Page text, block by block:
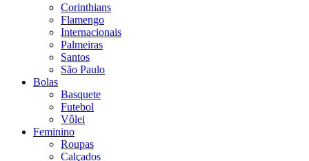
Corinthians
Flamengo
Internacionais
Palmeiras
Santos
São Paulo
Bolas
Basquete
Futebol
Vôlei
Feminino
Roupas
Calçados